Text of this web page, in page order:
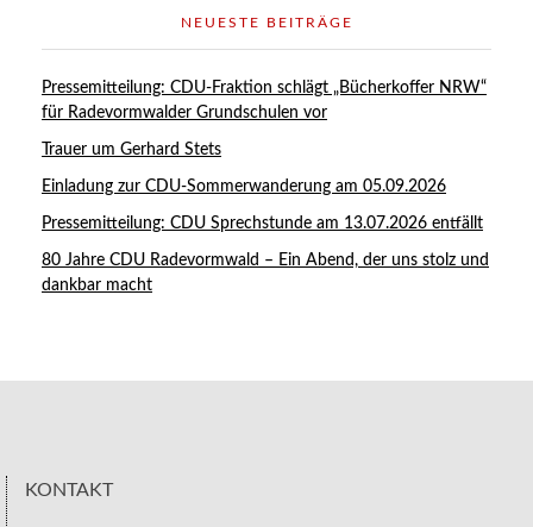
NEUESTE BEITRÄGE
Pressemitteilung: CDU-Fraktion schlägt „Bücherkoffer NRW“
für Radevormwalder Grundschulen vor
Trauer um Gerhard Stets
Einladung zur CDU-Sommerwanderung am 05.09.2026
Pressemitteilung: CDU Sprechstunde am 13.07.2026 entfällt
80 Jahre CDU Radevormwald – Ein Abend, der uns stolz und
dankbar macht
KONTAKT